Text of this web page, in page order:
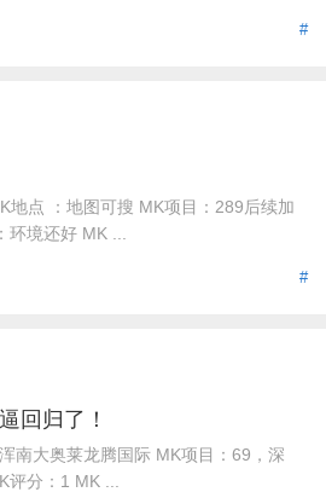
#
地点 ：地图可搜 MK项目：289后续加
境还好 MK ...
#
回归了！
南大奥莱龙腾国际 MK项目：69，深
分：1 MK ...